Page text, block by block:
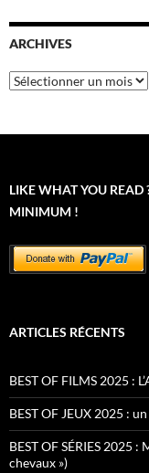
ARCHIVES
Archives
LIKE WHAT YOU READ
MINIMUM !
ARTICLES RÉCENTS
BEST OF FILMS 2025 :
BEST OF JEUX 2025 :
BEST OF SÉRIES 2025
chevaux »)